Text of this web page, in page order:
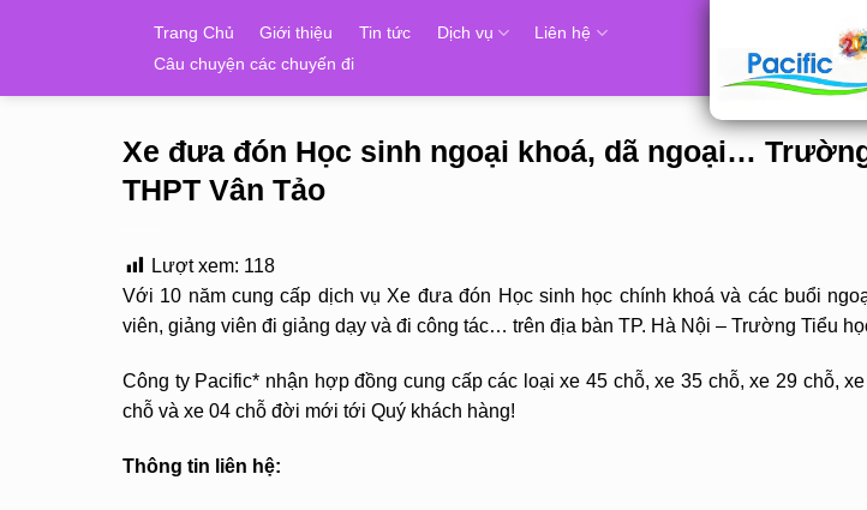
Trang Chủ Giới thiệu Tin tức Dịch vụ
Liên hệ
Câu chuyện các chuyến đi
Xe đưa đón Học sinh ngoại khoá, dã ngoại…
THPT Vân Tảo
Lượt xem: 118
Với 10 năm cung cấp dịch vụ Xe đưa đón Học sinh học chính khoá và các buổi
viên, giảng viên đi giảng dạy và đi công tác… trên địa bàn TP. Hà Nội – Trường Tiểu
Công ty Pacific* nhận hợp đồng cung cấp các loại xe 45 chỗ, xe 35 chỗ, xe 29 chỗ,
chỗ và xe 04 chỗ đời mới tới Quý khách hàng!
Thông tin liên hệ: